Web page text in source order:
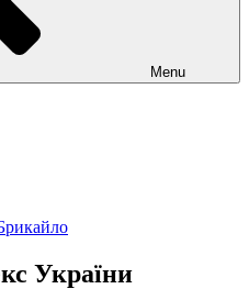
Menu
України